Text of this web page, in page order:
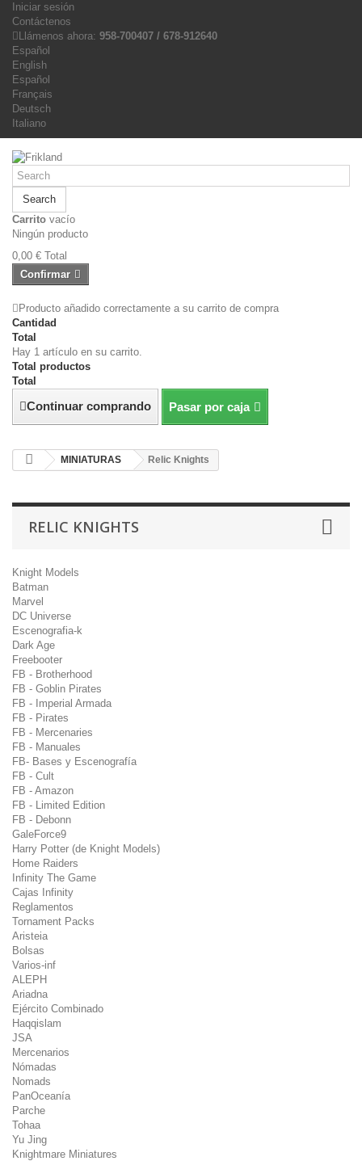
Iniciar sesión
Contáctenos
Llámenos ahora: 958-700407 / 678-912640
Español
English
Español
Français
Deutsch
Italiano
Search
Carrito vacío
Ningún producto
0,00 € Total
Confirmar
Producto añadido correctamente a su carrito de compra
Cantidad
Total
Hay 1 artículo en su carrito.
Total productos
Total
Continuar comprando Pasar por caja
MINIATURAS Relic Knights
RELIC KNIGHTS
Knight Models
Batman
Marvel
DC Universe
Escenografia-k
Dark Age
Freebooter
FB - Brotherhood
FB - Goblin Pirates
FB - Imperial Armada
FB - Pirates
FB - Mercenaries
FB - Manuales
FB- Bases y Escenografía
FB - Cult
FB - Amazon
FB - Limited Edition
FB - Debonn
GaleForce9
Harry Potter (de Knight Models)
Home Raiders
Infinity The Game
Cajas Infinity
Reglamentos
Tornament Packs
Aristeia
Bolsas
Varios-inf
ALEPH
Ariadna
Ejército Combinado
Haqqislam
JSA
Mercenarios
Nómadas
Nomads
PanOceanía
Parche
Tohaa
Yu Jing
Knightmare Miniatures